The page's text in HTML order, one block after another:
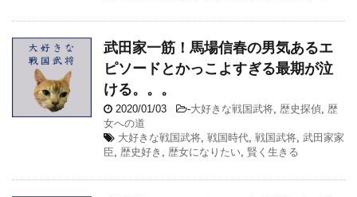
武田家一筋！馬場信春の男気あるエ
ピソードとかっこよすぎる最期が泣
ける。。。
2020/01/03 -大好きな戦国武将 歴史探偵 歴
女への道
大好きな戦国武将 戦国時代 戦国武将 武田家家
臣
歴史好き 歴女になりたい 賢く生きる